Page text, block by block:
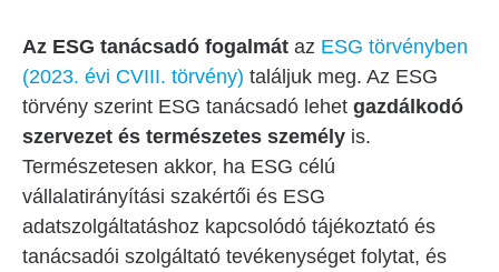
Az ESG tanácsadó fogalmát az ESG törvényben
(2023. évi CVIII. törvény) találjuk meg. Az ESG
törvény szerint ESG tanácsadó lehet gazdálkodó
szervezet és természetes személy is.
Természetesen akkor, ha ESG célú
vállalatirányítási szakértői és ESG
adatszolgáltatáshoz kapcsolódó tájékoztató és
tanácsadói szolgáltató tevékenységet folytat, és